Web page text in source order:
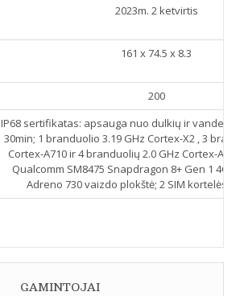
2023m. 2 ketvirtis
161 x 74.5 x 8.3
200
IP68 sertifikatas: apsauga nuo dulkių ir vandens
30min; 1 branduolio 3.19 GHz Cortex-X2 , 3
Cortex-A710 ir 4 branduolių 2.0 GHz Cortex-
Qualcomm SM8475 Snapdragon 8+ Gen 1 4G
Adreno 730 vaizdo plokštė; 2 SIM kortelės
GAMINTOJAI